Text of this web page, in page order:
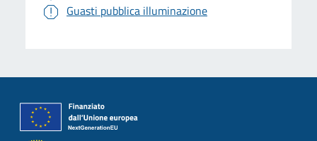
Guasti pubblica illuminazione